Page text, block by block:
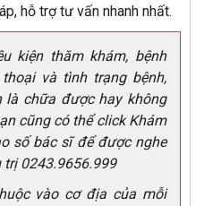
hỗ trợ tư vấn nhanh nhất.
kiện thăm khám, bệnh
và tình trạng bệnh,
là chữa được hay không
cũng có thể click Khám
số bác sĩ để được nghe
0243.9656.999
vào cơ địa của mỗi